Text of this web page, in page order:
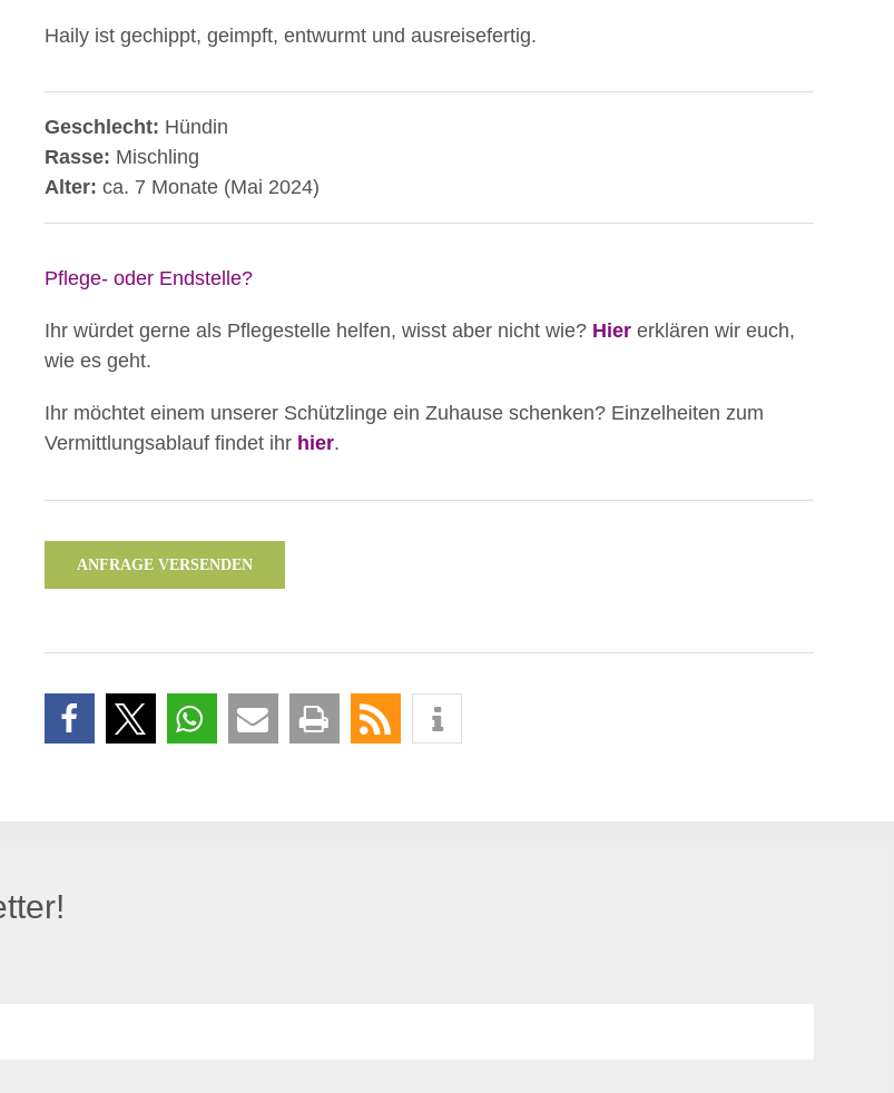
Haily ist gechippt, geimpft, entwurmt und ausreisefertig.
Geschlecht: Hündin
Rasse: Mischling
Alter: ca. 7 Monate (Mai 2024)
Pflege- oder Endstelle?
Ihr würdet gerne als Pflegestelle helfen, wisst aber nicht wie? Hiererklären wir euch,
wie es geht.
Ihr möchtet einem unserer Schützlinge ein Zuhause schenken? Einzelheiten zum
Vermittlungsablauf findet ihr hier.
ANFRAGE VERSENDEN